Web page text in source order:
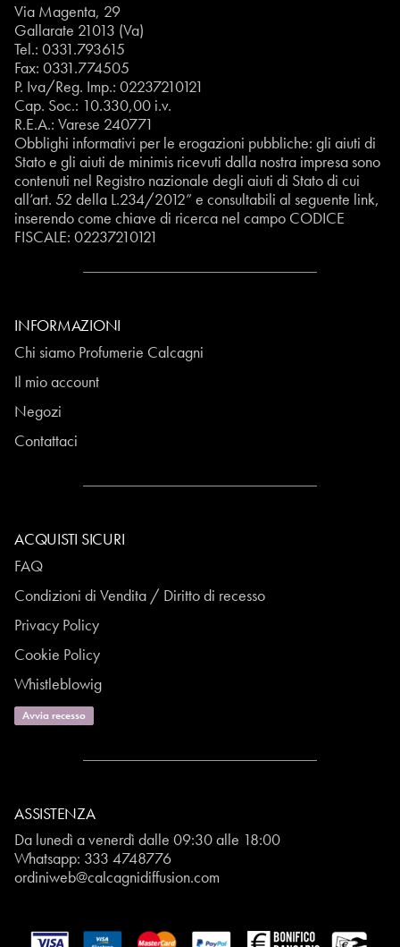
Via Magenta, 29
Gallarate 21013 (Va)
Tel.: 0331.793615
Fax: 0331.774505
P. Iva/Reg. Imp.: 02237210121
Cap. Soc.: 10.330,00 i.v.
R.E.A.: Varese 240771
Obblighi informativi per le erogazioni pubbliche: gli aiuti di
Stato e gli aiuti de minimis ricevuti dalla nostra impresa sono
contenuti nel Registro nazionale degli aiuti di Stato di cui
all’art. 52 della L.234/2012” e consultabili al seguente link,
inserendo come chiave di ricerca nel campo CODICE
FISCALE: 02237210121
INFORMAZIONI
Chi siamo Profumerie Calcagni
Il mio account
Negozi
Contattaci
ACQUISTI SICURI
FAQ
Condizioni di Vendita / Diritto di recesso
Privacy Policy
Cookie Policy
Whistleblowig
Avvia recesso
ASSISTENZA
Da lunedì a venerdì dalle 09:30 alle 18:00
Whatsapp: 333 4748776
ordiniweb@calcagnidiffusion.com